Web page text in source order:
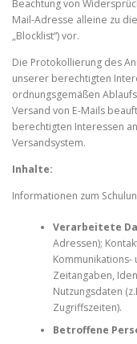
Beachtung von
Mail-Adresse alleine zu
„Blocklist“) vor.
Die Protokollierung des
unserer berechtigten
ordnungsgemäßen
Versand von E-Mails
berechtigten Interessen
Versandsystem.
Inhalte:
Informationen zum
Verarbeitete
Adressen);
Kommunikations-
Zeitangaben,
Nutzungsdaten
Zugriffszeiten).
Betroffene